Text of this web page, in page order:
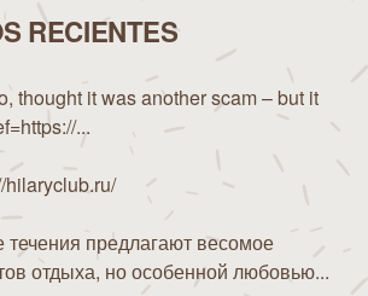
RECIENTES
thought it was another scam – but it
...
предлагают весомое
отдыха, но особенной любовью...